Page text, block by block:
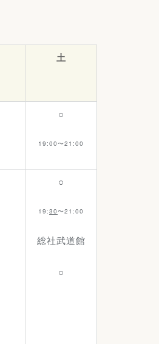
土
○
19:00〜21:00
○
19:30〜21:00
総社武道館
○